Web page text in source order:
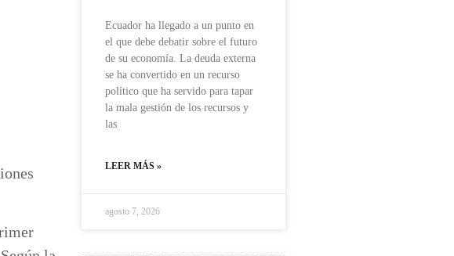
Ecuador ha llegado a un punto en
el que debe debatir sobre el futuro
de su economía. La deuda externa
se ha convertido en un recurso
político que ha servido para tapar
la mala gestión de los recursos y
las
LEER MÁS »
agosto 7, 2026